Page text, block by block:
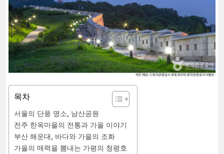
목차
서울의 단풍 명소, 남산공원
전주 한옥마을의 전통과 가을 이야기
부산 해운대, 바다와 가을의 조화
가을의 매력을 뽐내는 가평의 청평호